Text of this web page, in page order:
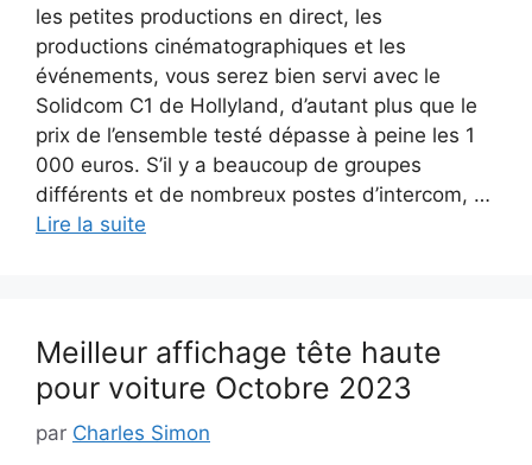
les petites productions en direct, les
productions cinématographiques et les
événements, vous serez bien servi avec le
Solidcom C1 de Hollyland, d’autant plus que le
prix de l’ensemble testé dépasse à peine les 1
000 euros. S’il y a beaucoup de groupes
différents et de nombreux postes d’intercom, …
Lire la suite
Meilleur affichage tête haute
pour voiture Octobre 2023
par Charles Simon